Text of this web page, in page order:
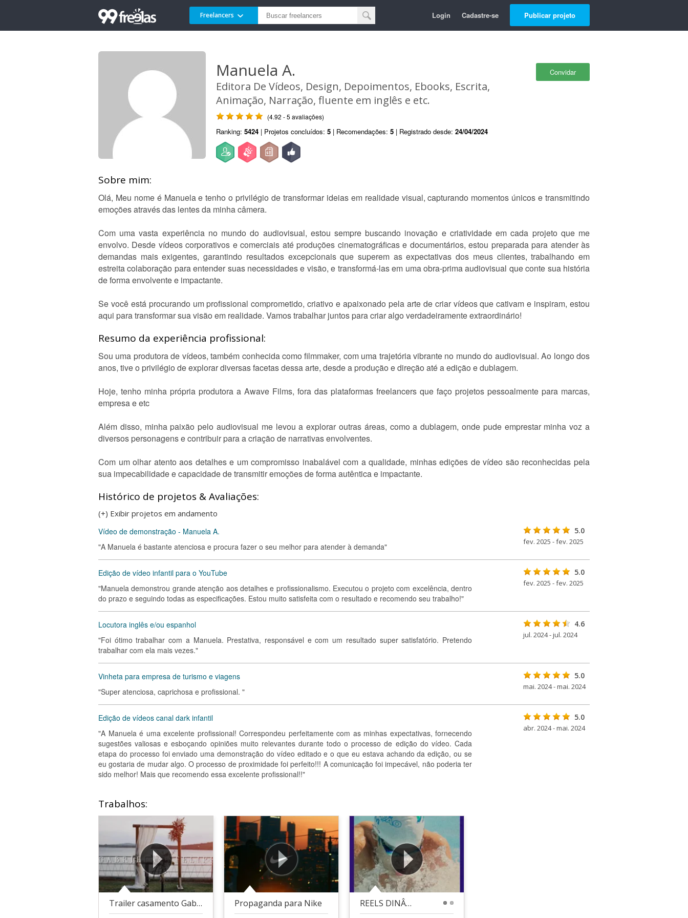
Freelancers Login Cadastre-se Publicar projeto
Convidar
Manuela A.
Editora De Vídeos, Design, Depoimentos, Ebooks, Escrita,
Animação, Narração, fluente em inglês e etc.
(4.92 - 5 avaliações)
Ranking: 5424 | Projetos concluídos: 5 | Recomendações: 5 | Registrado desde: 24/04/2024
Sobre mim:
Olá, Meu nome é Manuela e tenho o privilégio de transformar ideias em realidade visual, capturando momentos únicos e transmitindo
emoções através das lentes da minha câmera.
Com uma vasta experiência no mundo do audiovisual, estou sempre buscando inovação e criatividade em cada projeto que me
envolvo. Desde vídeos corporativos e comerciais até produções cinematográficas e documentários, estou preparada para atender às
demandas mais exigentes, garantindo resultados excepcionais que superem as expectativas dos meus clientes, trabalhando em
estreita colaboração para entender suas necessidades e visão, e transformá-las em uma obra-prima audiovisual que conte sua história
de forma envolvente e impactante.
Se você está procurando um profissional comprometido, criativo e apaixonado pela arte de criar vídeos que cativam e inspiram, estou
aqui para transformar sua visão em realidade. Vamos trabalhar juntos para criar algo verdadeiramente extraordinário!
Resumo da experiência profissional:
Sou uma produtora de vídeos, também conhecida como filmmaker, com uma trajetória vibrante no mundo do audiovisual. Ao longo dos
anos, tive o privilégio de explorar diversas facetas dessa arte, desde a produção e direção até a edição e dublagem.
Hoje, tenho minha própria produtora a Awave Films, fora das plataformas freelancers que faço projetos pessoalmente para marcas,
empresa e etc
Além disso, minha paixão pelo audiovisual me levou a explorar outras áreas, como a dublagem, onde pude emprestar minha voz a
diversos personagens e contribuir para a criação de narrativas envolventes.
Com um olhar atento aos detalhes e um compromisso inabalável com a qualidade, minhas edições de vídeo são reconhecidas pela
sua impecabilidade e capacidade de transmitir emoções de forma autêntica e impactante.
Histórico de projetos & Avaliações:
(+) Exibir projetos em andamento
Vídeo de demonstração - Manuela A.
"A Manuela é bastante atenciosa e procura fazer o seu melhor para atender à demanda"
5.0
fev. 2025 - fev. 2025
Edição de vídeo infantil para o YouTube
"Manuela demonstrou grande atenção aos detalhes e profissionalismo. Executou o projeto com excelência, dentro
do prazo e seguindo todas as especificações. Estou muito satisfeita com o resultado e recomendo seu trabalho!"
5.0
fev. 2025 - fev. 2025
Locutora inglês e/ou espanhol
"Foi ótimo trabalhar com a Manuela. Prestativa, responsável e com um resultado super satisfatório. Pretendo
trabalhar com ela mais vezes."
4.6
jul. 2024 - jul. 2024
Vinheta para empresa de turismo e viagens
"Super atenciosa, caprichosa e profissional. "
5.0
mai. 2024 - mai. 2024
Edição de vídeos canal dark infantil
"A Manuela é uma excelente profissional! Correspondeu perfeitamente com as minhas expectativas, fornecendo
sugestões valiosas e esboçando opiniões muito relevantes durante todo o processo de edição do vídeo. Cada
etapa do processo foi enviado uma demonstração do vídeo editado e o que eu estava achando da edição, ou se
eu gostaria de mudar algo. O processo de proximidade foi perfeito!!! A comunicação foi impecável, não poderia ter
sido melhor! Mais que recomendo essa excelente profissional!!"
5.0
abr. 2024 - mai. 2024
Trabalhos:
Trailer casamento Gabriela e Felipe Propaganda para Nike REELS DINÂMICOS